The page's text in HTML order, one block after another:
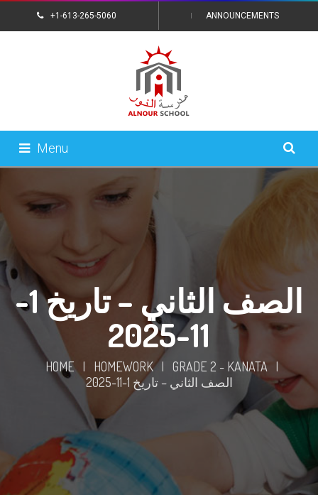
+1-613-265-5060 ANNOUNCEMENTS
Menu
الصف الثاني – تاريخ 1-
11-2025
HOME | HOMEWORK | GRADE 2 - KANATA |
الصف الثاني – تاريخ 1-11-2025